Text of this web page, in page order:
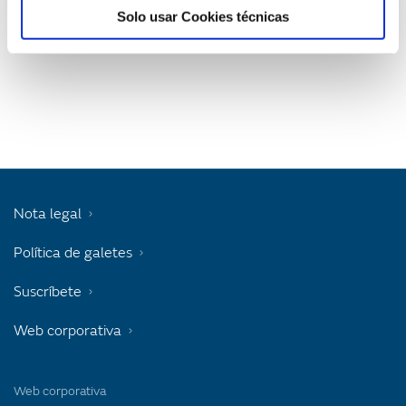
Solo usar Cookies técnicas
Web corporativa
Nota legal
Política de galetes
Suscríbete
Web corporativa